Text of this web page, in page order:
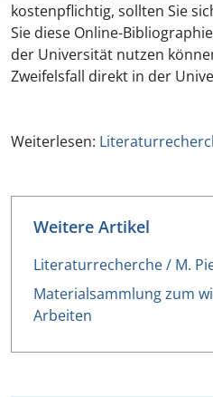
kostenpflichtig, sollten Sie
Sie diese Online-
der Universität nutzen
Zweifelsfall direkt in der
Weiterlesen:
Weitere Artikel
Literaturrecherche / M.
Materialsammlung zum
Arbeiten